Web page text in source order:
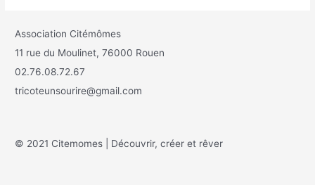
Association Citémômes
11 rue du Moulinet, 76000 Rouen
02.76.08.72.67
tricoteunsourire@gmail.com
© 2021 Citemomes | Découvrir, créer et rêver